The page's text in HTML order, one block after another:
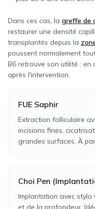
Dans ces cas, la greffe de
restaurer une densité
transplantés depuis la
poussent normalement
B6 retrouve son utilité : en
après l'intervention.
FUE Saphir
Extraction folliculaire
incisions fines,
grandes surfaces. À
Choi Pen
Implantation avec
et de la profondeur.